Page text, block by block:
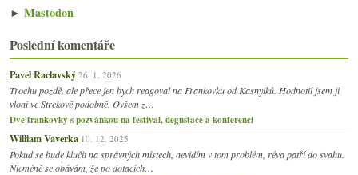
► Mastodon
Poslední komentáře
Pavel Raclavský 26. 1. 2026
Trochu pozdě, ale přece jen bych reagoval na Frankovku od Kasnyiků. Hodnotil jsem ji
vloni ve Strekově podobně. Ovšem z…
Dvě frankovky s pozvánkou na festival, degustace a konferenci
William Vaverka 10. 12. 2025
Pokud se bude klučit na správných místech, nevidím v tom problém, réva patří do svahu.
Nicméně se obávám, že po dotacích…